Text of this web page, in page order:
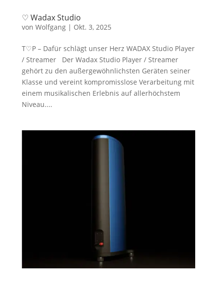
♡ Wadax Studio
von Wolfgang| Okt. 3, 2025
T♡P – Dafür schlägt unser Herz WADAX Studio Player
/ Streamer Der Wadax Studio Player / Streamer
gehört zu den außergewöhnlichsten Geräten seiner
Klasse und vereint kompromisslose Verarbeitung mit
einem musikalischen Erlebnis auf allerhöchstem
Niveau....